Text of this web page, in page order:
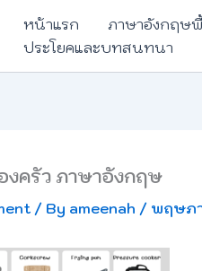
หน้าแรก ภาษาอังกฤษ
ประโยคและบทสนทนา
ครัว ภาษาอังกฤษ
/ By ameenah / พฤษภ